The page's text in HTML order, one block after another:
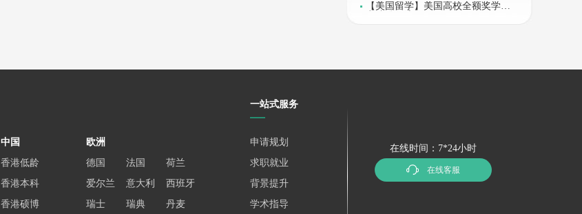
【美国留学】美国高校全额奖学金
中国
香港低龄
香港本科
香港硕博
欧洲
德国
法国
荷兰
爱尔兰
意大利
西班牙
瑞士
瑞典
丹麦
一站式服务
申请规划
求职就业
背景提升
学术指导
在线时间：7*24小时
在线客服